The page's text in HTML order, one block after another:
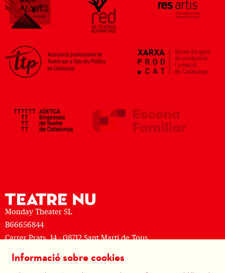
Monday Theater SL
B66656844
Carrer Prats, 14 - 08712 Sant Martí de Tous
M: (+34) 677 519 625 · T: (+34) 93 805 08 63
Sitemap Avís Legal | Ús de Cookies Contactar |
Informació sobre cookies